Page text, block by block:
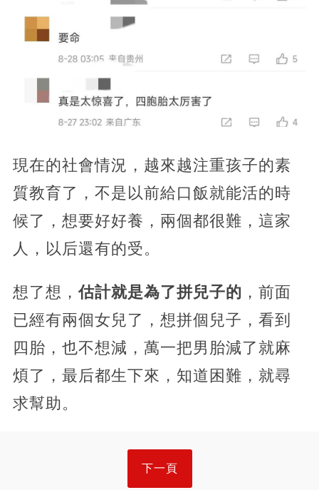
現在的社會情況，越來越注重孩子的素
質教育了，不是以前給口飯就能活的時
候了，想要好好養，兩個都很難，這家
人，以后還有的受。
想了想，估計就是為了拼兒子的 ，前面
已經有兩個女兒了，想拼個兒子，看到
四胎，也不想減，萬一把男胎減了就麻
煩了，最后都生下來，知道困難，就尋
求幫助。
下一頁